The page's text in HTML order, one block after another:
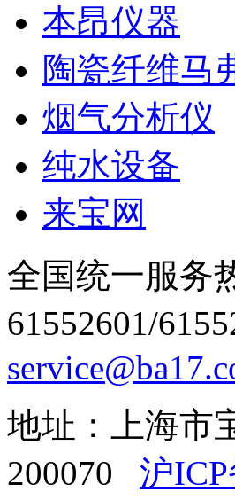
本昂仪器
陶瓷纤维马
烟气分析仪
纯水设备
来宝网
全国统一服务
61552601/
地址：上海市
200070 沪